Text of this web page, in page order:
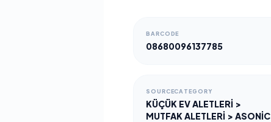
BARCODE
08680096137785
SOURCECATEGORY
KÜÇÜK EV ALETLERİ >
MUTFAK ALETLERİ > ASONIC